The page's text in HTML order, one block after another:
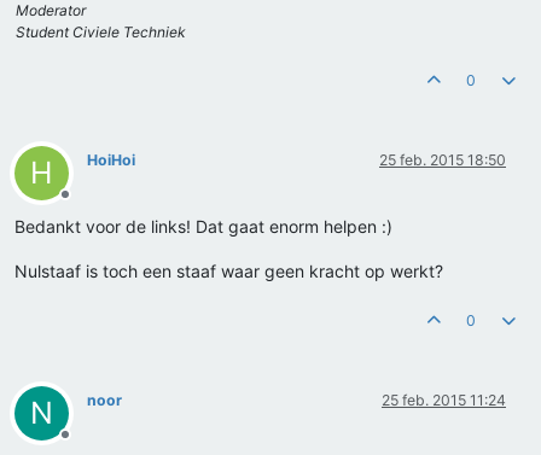
Moderator
Student Civiele Techniek
0
H
Offline
HoiHoi 25 feb. 2015 18:50
Bedankt voor de links! Dat gaat enorm helpen :)
Nulstaaf is toch een staaf waar geen kracht op werkt?
0
N
Offline
noor 25 feb. 2015 11:24